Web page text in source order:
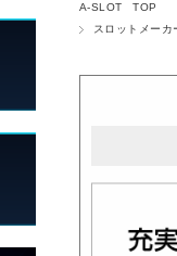
A-SLOT TOP
スロットメーカ